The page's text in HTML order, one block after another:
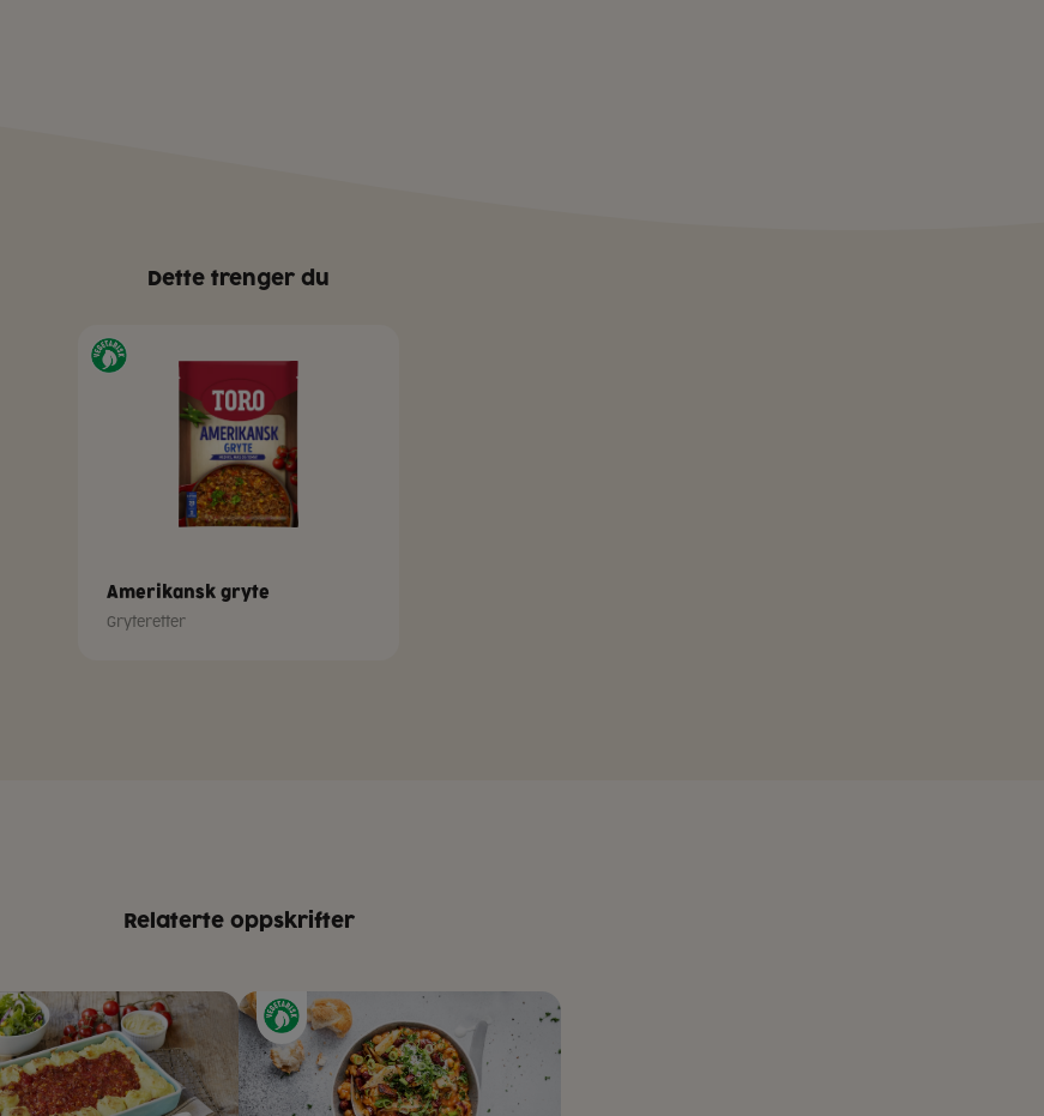
Dette trenger du
Amerikansk gryte
Gryteretter
Relaterte oppskrifter